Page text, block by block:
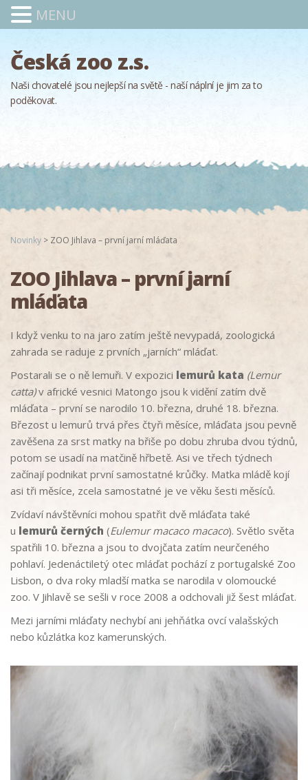
Česká zoo z.s.
Naši chovatelé jsou nejlepší na světě - naší náplní je jim za to
poděkovat.
Novinky > ZOO Jihlava – první jarní mláďata
ZOO Jihlava – první jarní
mláďata
I když venku to na jaro zatím ještě nevypadá, zoologická
zahrada se raduje z prvních „jarních“ mláďat.
Postarali se o ně lemuři. V expozici lemurů kata (Lemur
catta)v africké vesnici Matongo jsou k vidění zatím dvě
mláďata – první se narodilo 10. března, druhé 18. března.
Březost u lemurů trvá přes čtyři měsíce, mláďata jsou pevně
zavěšena za srst matky na břiše po dobu zhruba dvou týdnů,
potom se usadí na matčině hřbetě. Asi ve třech týdnech
začínají podnikat první samostatné krůčky. Matka mládě kojí
asi tři měsíce, zcela samostatné je ve věku šesti měsíců.
Zvídaví návštěvníci mohou spatřit dvě mláďata také
u lemurů černých (Eulemur macaco macaco). Světlo světa
spatřili 10. března a jsou to dvojčata zatím neurčeného
pohlaví. Jedenáctiletý otec mláďat pochází z portugalské Zoo
Lisbon, o dva roky mladší matka se narodila v olomoucké
zoo. V Jihlavě se sešli v roce 2008 a odchovali již šest mláďat.
Mezi jarními mláďaty nechybí ani jehňátka ovcí valašských
nebo kůzlátka koz kamerunských.
MENU